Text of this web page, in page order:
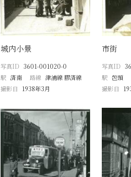
城内小景
写真ID 3601-001020-0
駅 済南 路線 津浦線 膠済線
撮影日
1938年3月
市街
写真ID
駅 包頭
撮影日